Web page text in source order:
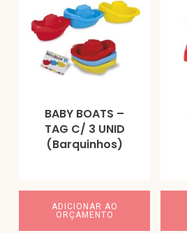
BABY BOATS –
TAG C/ 3 UNID
(Barquinhos)
ADICIONAR AO
ORÇAMENTO